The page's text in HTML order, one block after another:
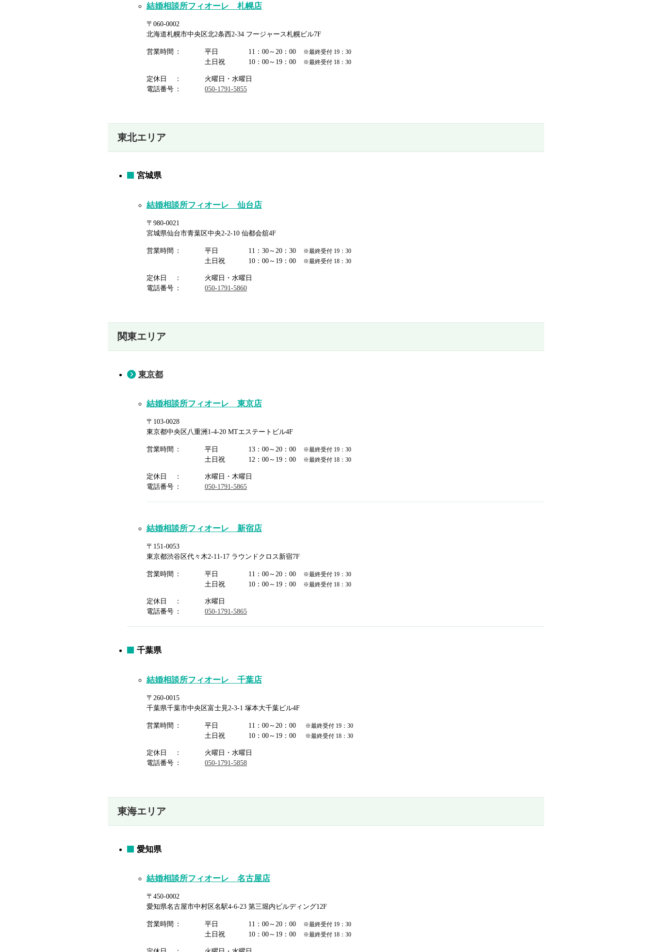
結婚相談所フィオーレ 札幌店
〒060-0002
北海道札幌市中央区北2条西2-34 フージャース札幌ビル7F
営業時間 平日 11：00～20：00 ※最終受付 19：30
土日祝 10：00～19：00 ※最終受付 18：30
定休日
火曜日・水曜日
電話番号
050-1791-5855
東北エリア
宮城県
結婚相談所フィオーレ 仙台店
〒980-0021
宮城県仙台市青葉区中央2-2-10 仙都会舘4F
営業時間 平日 11：30～20：30 ※最終受付 19：30
土日祝 10：00～19：00 ※最終受付 18：30
定休日
火曜日・水曜日
電話番号
050-1791-5860
関東エリア
東京都
結婚相談所フィオーレ 東京店
〒103-0028
東京都中央区八重洲1-4-20 MTエステートビル4F
営業時間 平日 13：00～20：00 ※最終受付 19：30
土日祝 12：00～19：00 ※最終受付 18：30
定休日
水曜日・木曜日
電話番号
050-1791-5865
結婚相談所フィオーレ 新宿店
〒151-0053
東京都渋谷区代々木2-11-17 ラウンドクロス新宿7F
営業時間 平日 11：00～20：00 ※最終受付 19：30
土日祝 10：00～19：00 ※最終受付 18：30
定休日
水曜日
電話番号
050-1791-5865
千葉県
結婚相談所フィオーレ 千葉店
〒260-0015
千葉県千葉市中央区富士見2-3-1 塚本大千葉ビル4F
営業時間 平日 11：00～20：00 ※最終受付 19：30
土日祝 10：00～19：00 ※最終受付 18：30
定休日
火曜日・水曜日
電話番号
050-1791-5858
東海エリア
愛知県
結婚相談所フィオーレ 名古屋店
〒450-0002
愛知県名古屋市中村区名駅4-6-23 第三堀内ビルディング12F
営業時間 平日 11：00～20：00 ※最終受付 19：30
土日祝 10：00～19：00 ※最終受付 18：30